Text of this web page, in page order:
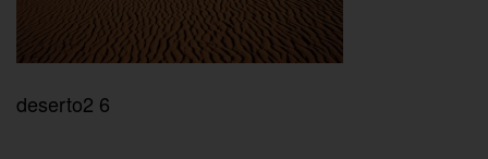
deserto2 6